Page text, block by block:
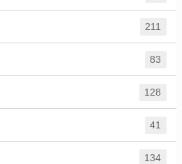
211
83
128
41
134